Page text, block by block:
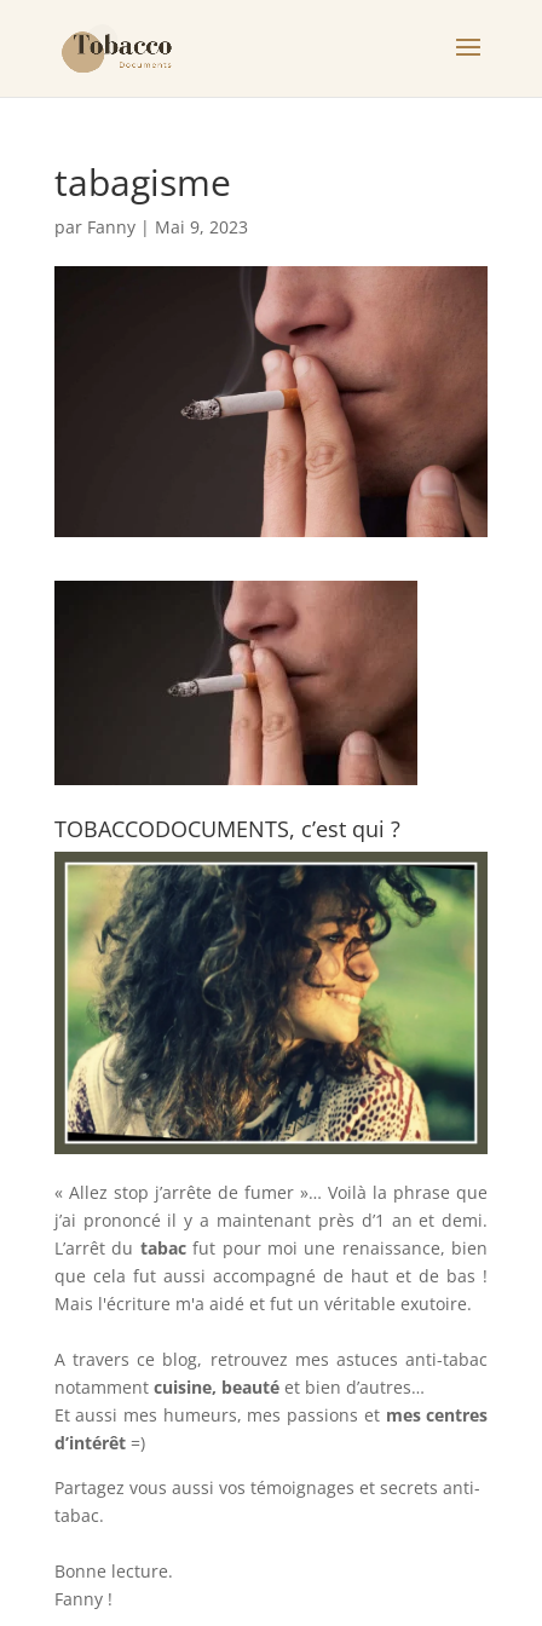
tabagisme
par Fanny| Mai 9, 2023
TOBACCODOCUMENTS, c’est qui ?
« Allez stop j’arrête de fumer »… Voilà la phrase que
j’ai prononcé il y a maintenant près d’1 an et demi.
L’arrêt du tabacfut pour moi une renaissance, bien
que cela fut aussi accompagné de haut et de bas !
Mais l'écriture m'a aidé et fut un véritable exutoire.
A travers ce blog, retrouvez mes astuces anti-tabac
notamment cuisine, beautéet bien d’autres…
Et aussi mes humeurs, mes passions et mes centres
d’intérêt=)
Partagez vous aussi vos témoignages et secrets anti-
tabac.
Bonne lecture.
Fanny !